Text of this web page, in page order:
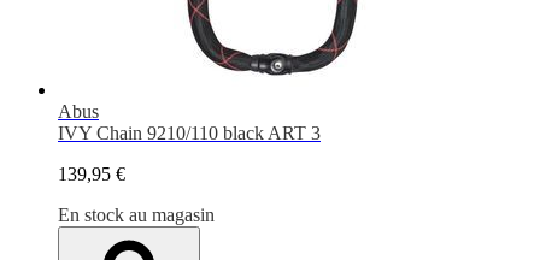
Abus
IVY Chain 9210/110 black ART 3
139,95 €
En stock au magasin